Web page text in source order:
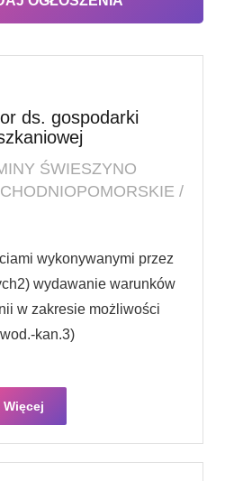
ds. gospodarki
ŚWIESZYNO
/
wykonywanymi przez
wydawanie warunków
w zakresie możliwości
kan.3)
Więcej